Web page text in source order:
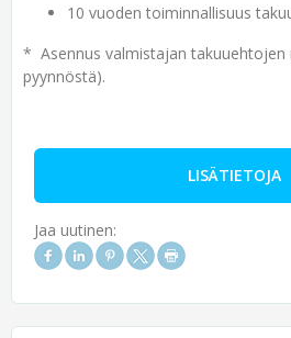
10 vuoden toiminnallisuus
* Asennus valmistajan takuuehtojen
pyynnöstä).
LISÄTIETOJA
Jaa uutinen: